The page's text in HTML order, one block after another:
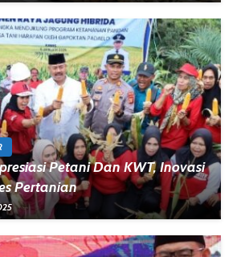
Petani Dan KWT, Inovasi
Pertanian